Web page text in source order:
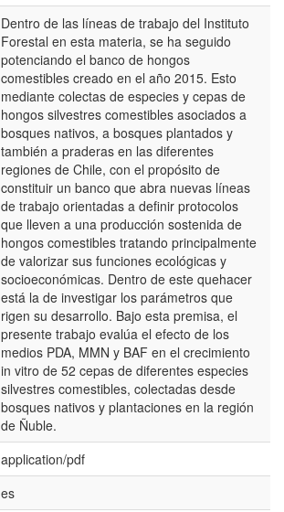
Dentro de las líneas de trabajo del Instituto
Forestal en esta materia, se ha seguido
potenciando el banco de hongos
comestibles creado en el año 2015. Esto
mediante colectas de especies y cepas de
hongos silvestres comestibles asociados a
bosques nativos, a bosques plantados y
también a praderas en las diferentes
regiones de Chile, con el propósito de
constituir un banco que abra nuevas líneas
de trabajo orientadas a definir protocolos
que lleven a una producción sostenida de
hongos comestibles tratando principalmente
de valorizar sus funciones ecológicas y
socioeconómicas. Dentro de este quehacer
está la de investigar los parámetros que
rigen su desarrollo. Bajo esta premisa, el
presente trabajo evalúa el efecto de los
medios PDA, MMN y BAF en el crecimiento
in vitro de 52 cepas de diferentes especies
silvestres comestibles, colectadas desde
bosques nativos y plantaciones en la región
de Ñuble.
application/pdf
es